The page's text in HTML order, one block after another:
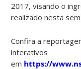
2017, visando o
realizado nesta
Confira a
interativos
em https://